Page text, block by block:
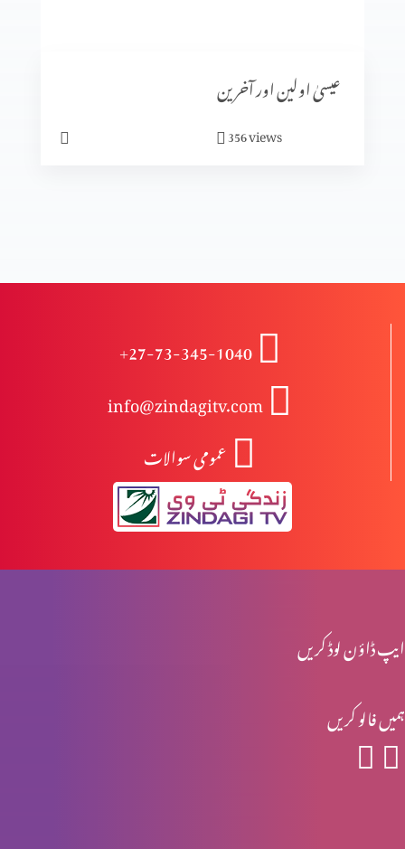
ابدی سلامتی
کیا آپ پریشان ہیں؟
مجھ گنہگار پر رحم فرما
آزادی اور غلامی
عیسیٰ اولین اور آخرین
356views
+27-73-345-1040
info@zindagitv.com
عمومی سوالات
ایپ ڈاؤن لوڈ کریں
ہمیں فالو کریں